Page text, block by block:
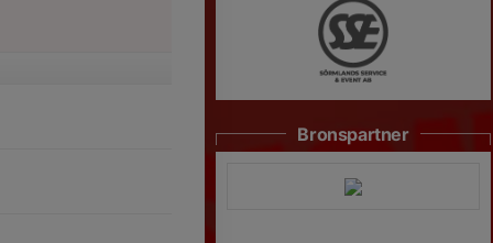
Bronspartner